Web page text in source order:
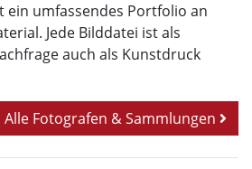
ein umfassendes Portfolio an
Jede Bilddatei ist als
auch als Kunstdruck
Alle Fotografen & Sammlungen